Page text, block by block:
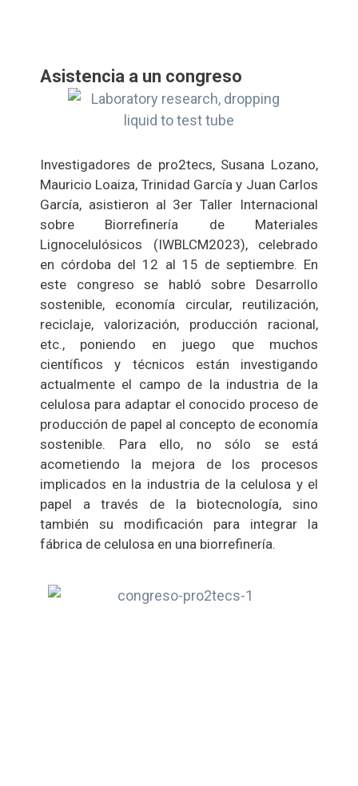
Asistencia a un congreso
Investigadores de pro2tecs, Susana Lozano,
Mauricio Loaiza, Trinidad García y Juan Carlos
García, asistieron al 3er Taller Internacional
sobre Biorrefinería de Materiales
Lignocelulósicos (IWBLCM2023), celebrado
en córdoba del 12 al 15 de septiembre. En
este congreso se habló sobre Desarrollo
sostenible, economía circular, reutilización,
reciclaje, valorización, producción racional,
etc., poniendo en juego que muchos
científicos y técnicos están investigando
actualmente el campo de la industria de la
celulosa para adaptar el conocido proceso de
producción de papel al concepto de economía
sostenible. Para ello, no sólo se está
acometiendo la mejora de los procesos
implicados en la industria de la celulosa y el
papel a través de la biotecnología, sino
también su modificación para integrar la
fábrica de celulosa en una biorrefinería.